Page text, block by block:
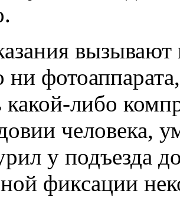
ни
какой-либо
человека,
у подъезда
фиксации